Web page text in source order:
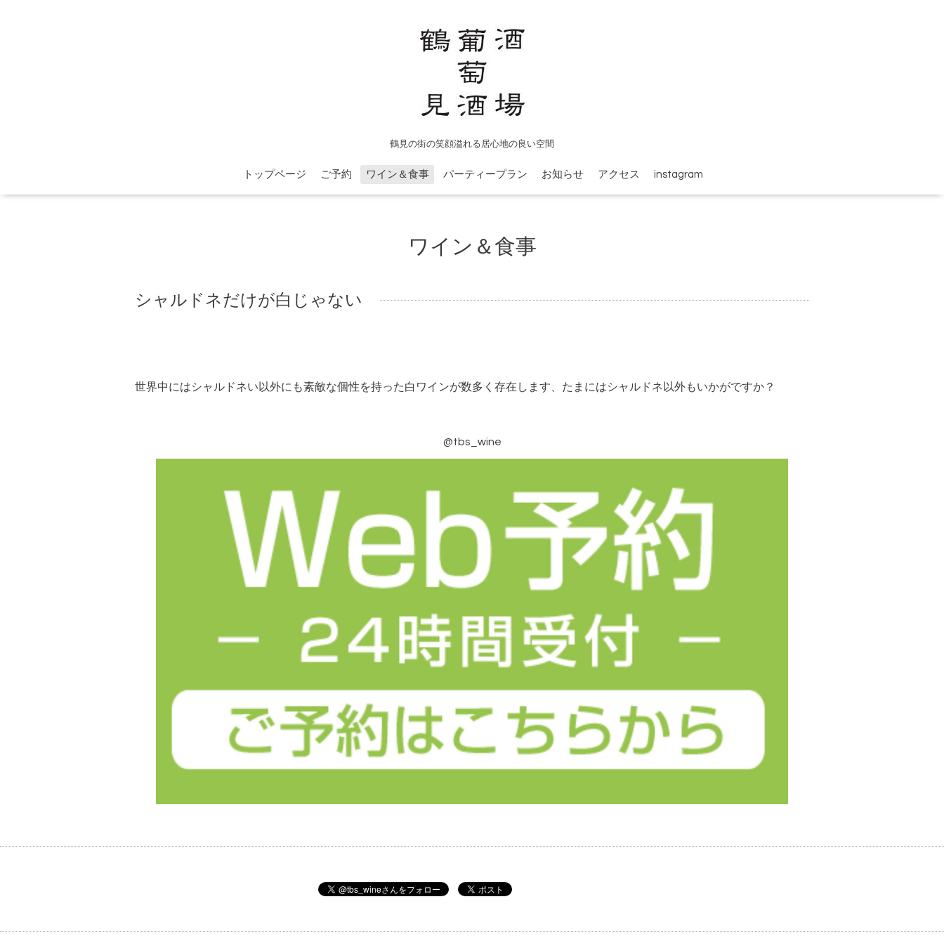
鶴見の街の笑顔溢れる居心地の良い空間
トップページ ご予約 ワイン＆食事 パーティープラン お知らせ アクセス instagram
ワイン＆食事
シャルドネだけが白じゃない
世界中にはシャルドネい以外にも素敵な個性を持った白ワインが数多く存在します、たまにはシャルドネ以外もいかがですか？
@tbs_wine